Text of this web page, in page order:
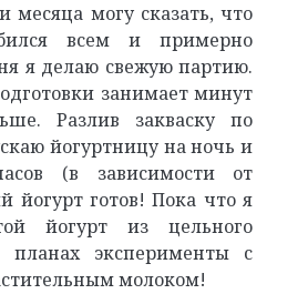
месяца могу сказать, что
всем и примерно
я делаю свежую партию.
занимает минут
Разлив закваску по
йогуртницу на ночь и
(в зависимости от
йогурт готов! Пока что я
йогурт из цельного
эксперименты с
молоком!